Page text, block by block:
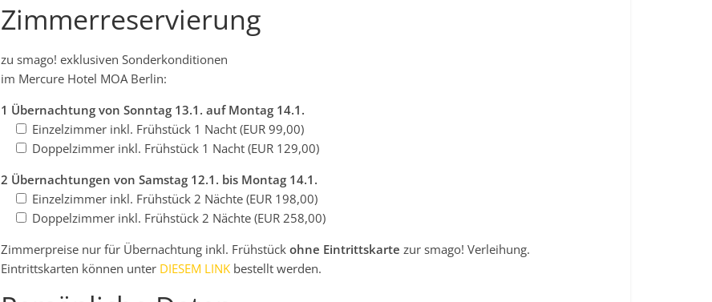
Zimmerreservierung
zu smago! exklusiven Sonderkonditionen
im Mercure Hotel MOA Berlin:
1 Übernachtung von Sonntag 13.1. auf Montag 14.1.
Einzelzimmer inkl. Frühstück 1 Nacht (EUR 99,00)
Doppelzimmer inkl. Frühstück 1 Nacht (EUR 129,00)
2 Übernachtungen von Samstag 12.1. bis Montag 14.1.
Einzelzimmer inkl. Frühstück 2 Nächte (EUR 198,00)
Doppelzimmer inkl. Frühstück 2 Nächte (EUR 258,00)
Zimmerpreise nur für Übernachtung inkl. Frühstück ohne Eintrittskarte zur smago! Verleihung.
Eintrittskarten können unter DIESEM LINK bestellt werden.